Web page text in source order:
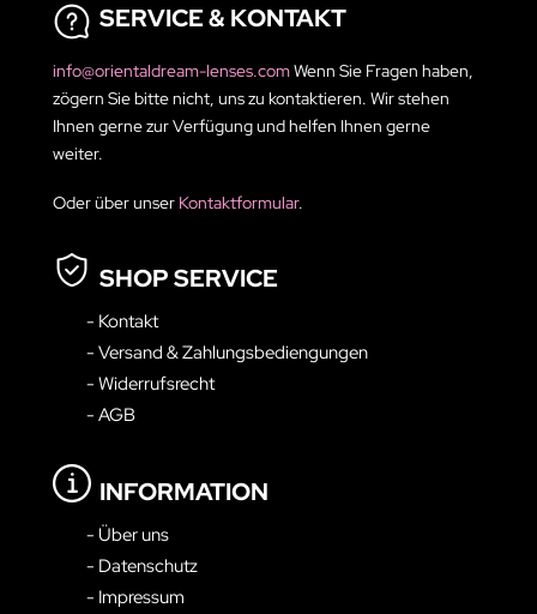
SERVICE & KONTAKT
info@orientaldream-lenses.comWenn Sie Fragen haben,
zögern Sie bitte nicht, uns zu kontaktieren. Wir stehen
Ihnen gerne zur Verfügung und helfen Ihnen gerne
weiter.
Oder über unser Kontaktformular.
SHOP SERVICE
- Kontakt
- Versand & Zahlungsbediengungen
- Widerrufsrecht
- AGB
INFORMATION
- Über uns
- Datenschutz
- Impressum